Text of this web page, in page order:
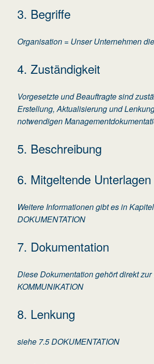
3. Begriffe
Organisation = Unser Unternehmen
4. Zuständigkeit
Vorgesetzte und Beauftragte sind
Erstellung, Aktualisierung und
notwendigen
5. Beschreibung
6. Mitgeltende Unterlagen
Weitere Informationen gibt es in
DOKUMENTATION
7. Dokumentation
Diese Dokumentation gehört direkt zur
KOMMUNIKATION
8. Lenkung
siehe 7.5 DOKUMENTATION